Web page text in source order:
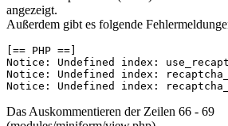
angezeigt.
Außerdem gibt es folgende
[== PHP ==]
Notice: Undefined index:
Notice: Undefined index:
Notice: Undefined index:
Das Auskommentieren der Zeilen 66 - 69